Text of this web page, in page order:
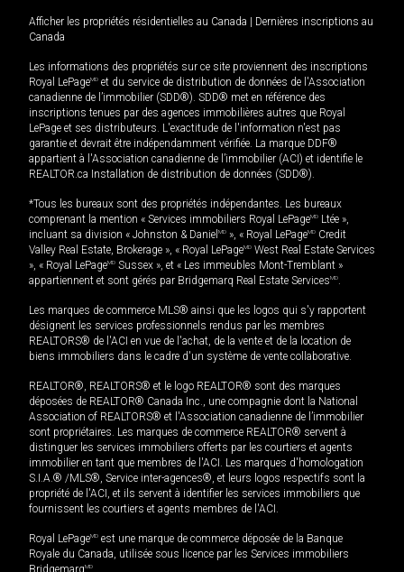
Afficher les propriétés résidentielles au Canada | Dernières inscriptions au
Canada
Les informations des propriétés sur ce site proviennent des inscriptions
Royal LePageMD et du service de distribution de données de l'Association
canadienne de l’immobilier (SDD®). SDD® met en référence des
inscriptions tenues par des agences immobilières autres que Royal
LePage et ses distributeurs. L'exactitude de l'information n'est pas
garantie et devrait être indépendamment vérifiée. La marque DDF®
appartient à l'Association canadienne de l’immobilier (ACI) et identifie le
REALTOR.ca Installation de distribution de données (SDD®).
*Tous les bureaux sont des propriétés indépendantes. Les bureaux
comprenant la mention « Services immobiliers Royal LePageMD Ltée »,
incluant sa division « Johnston & Daniel MD », « Royal LePageMD Credit
Valley Real Estate, Brokerage », « Royal LePageMD West Real Estate Services
», « Royal LePageMD Sussex », et « Les immeubles Mont-Tremblant »
appartiennent et sont gérés par Bridgemarq Real Estate ServicesMD
Les marques de commerce MLS® ainsi que les logos qui s'y rapportent
désignent les services professionnels rendus par les membres
REALTORS® de l'ACI en vue de l'achat, de la vente et de la location de
biens immobiliers dans le cadre d'un système de vente collaborative.
REALTOR®, REALTORS® et le logo REALTOR® sont des marques
déposées de REALTOR® Canada Inc., une compagnie dont la National
Association of REALTORS® et l'Association canadienne de l’immobilier
sont propriétaires. Les marques de commerce REALTOR® servent à
distinguer les services immobiliers offerts par les courtiers et agents
immobilier en tant que membres de l'ACI. Les marques d'homologation
S.I.A.® /MLS®, Service inter-agences®, et leurs logos respectifs sont la
propriété de l'ACI, et ils servent à identifier les services immobiliers que
fournissent les courtiers et agents membres de l'ACI.
Royal LePageMD est une marque de commerce déposée de la Banque
Royale du Canada, utilisée sous licence par les Services immobiliers
BridgemarqMD